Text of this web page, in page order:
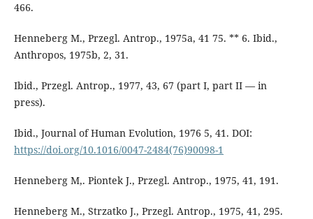
466.
Henneberg M., Przegl. Antrop., 1975a, 41 75. ** 6. Ibid.,
Anthropos, 1975b, 2, 31.
Ibid., Przegl. Antrop., 1977, 43, 67 (part I, part II — in
press).
Ibid., Journal of Human Evolution, 1976 5, 41. DOI:
https://doi.org/10.1016/0047-2484(76)90098-1
Henneberg M,. Piontek J., Przegl. Antrop., 1975, 41, 191.
Henneberg M., Strzatko J., Przegl. Antrop., 1975, 41, 295.